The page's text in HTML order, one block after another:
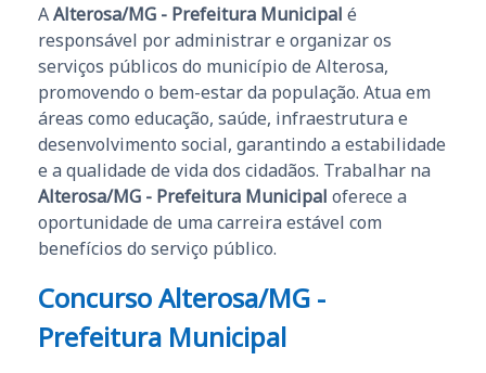
AAlterosa/MG - Prefeitura Municipal é
responsável por administrar e organizar os
serviços públicos do município de Alterosa,
promovendo o bem-estar da população. Atua em
áreas como educação, saúde, infraestrutura e
desenvolvimento social, garantindo a estabilidade
e a qualidade de vida dos cidadãos. Trabalhar na
Alterosa/MG - Prefeitura Municipal oferece a
oportunidade de uma carreira estável com
benefícios do serviço público.
Concurso Alterosa/MG -
Prefeitura Municipal